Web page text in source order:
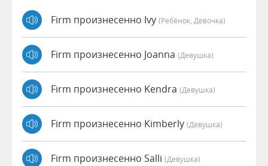
Firm произнесенно Ivy (Ребёнок, Девочка)
Firm произнесенно Joanna (девушка)
Firm произнесенно Kendra (девушка)
Firm произнесенно Kimberly (девушка)
Firm произнесенно Salli (девушка)